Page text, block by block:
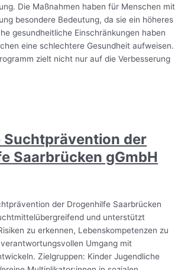
Die Maßnahmen haben für Menschen mit
besondere Bedeutung, da sie ein höheres
gesundheitliche Einschränkungen haben
eine schlechtere Gesundheit aufweisen.
zielt nicht nur auf die Verbesserung
Suchtprävention der
Saarbrücken gGmbH
der Drogenhilfe Saarbrücken
und unterstützt
zu erkennen, Lebenskompetenzen zu
Umgang mit
Zielgruppen: Kinder Jugendliche